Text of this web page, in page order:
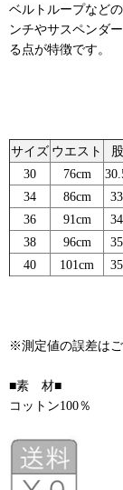
ベルトループなど
ンチやサスペンダ
る点が特徴です。
サイズ ウエスト
30
76cm
34
86cm
36
91cm
38
96cm
40
101cm
※測定値の誤差はご
■素 材■
コットン100％